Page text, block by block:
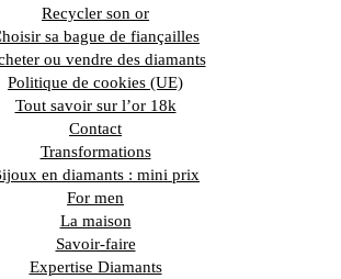
Recycler son or
sa bague de fiançailles
ou vendre des diamants
Politique de cookies (UE)
Tout savoir sur l’or 18k
Contact
Transformations
en diamants : mini prix
For men
La maison
Savoir-faire
Expertise Diamants